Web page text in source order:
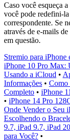
Caso você esqueça
você pode redefini-
correspondente. Se
através de e-mails
em questão.
Stremio para iPhone
iPhone 10 Pro Max:
Usando a iCloud •
Informações • Como
Completo • iPhone
• iPhone 14 Pro
Onde Vender o Seu
Escolhendo o
9.7, iPad 9.7, iPad
para Você? •